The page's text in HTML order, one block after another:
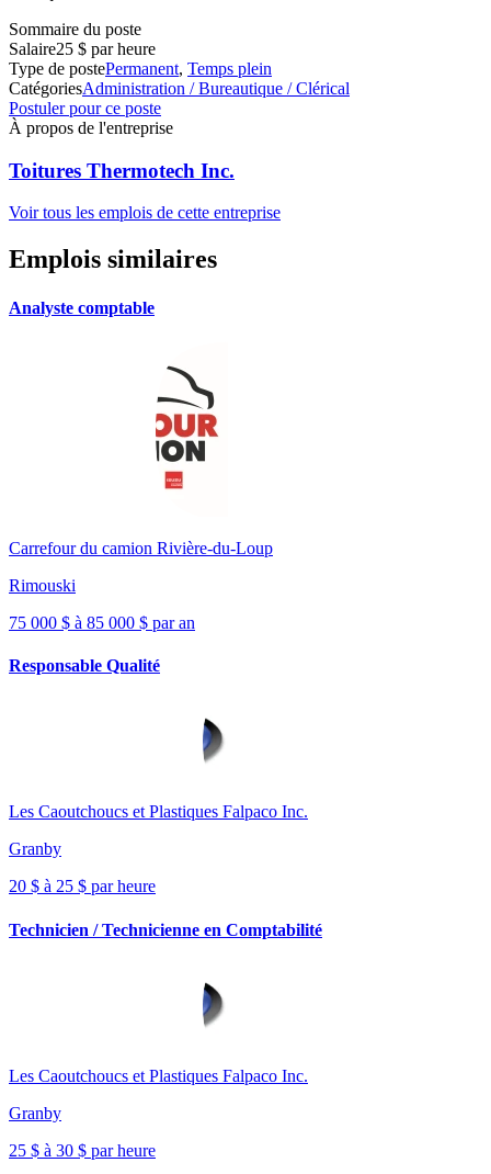
Sommaire du poste
Salaire25 $ par heure
Type de postePermanent, Temps plein
CatégoriesAdministration / Bureautique / Clérical
Postuler pour ce poste
À propos de l'entreprise
Toitures Thermotech Inc.
Voir tous les emplois de cette entreprise
Emplois similaires
Analyste comptable
Carrefour du camion Rivière-du-Loup
Rimouski
75 000 $ à 85 000 $ par an
Responsable Qualité
Les Caoutchoucs et Plastiques Falpaco Inc.
Granby
20 $ à 25 $ par heure
Technicien / Technicienne en Comptabilité
Les Caoutchoucs et Plastiques Falpaco Inc.
Granby
25 $ à 30 $ par heure